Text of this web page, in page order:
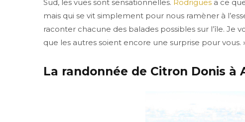
Sud, les vues sont sensationnelles. Rodrigues a ce
mais qui se vit simplement pour nous ramèner à
raconter chacune des balades possibles sur l’île.
que les autres soient encore une surprise pour vous.
La randonnée de Citron Donis à